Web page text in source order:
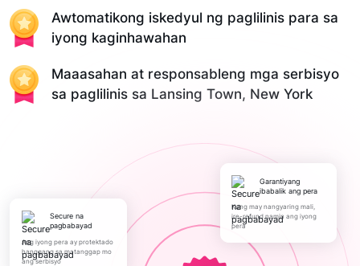
Awtomatikong iskedyul ng paglilinis para sa
iyong kaginhawahan
Maaasahan at responsableng mga serbisyo
sa paglilinis sa Lansing Town, New York
Secure na
pagbabayad
Ang iyong pera ay protektado
hanggang sa matanggap mo
ang serbisyo
Garantiyang
ibabalik ang pera
Kung may nangyaring mali,
ire-refund namin ang iyong
pera